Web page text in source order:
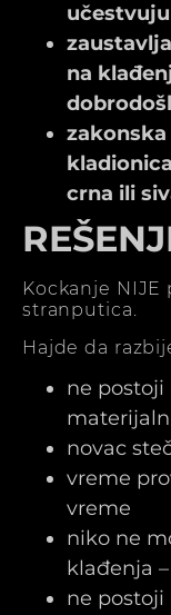
na
crna ili
Kockanje NIJE
stranputica.
Hajde da
ne postoji
novac
vreme
vreme
niko ne
klađenja
ne postoji